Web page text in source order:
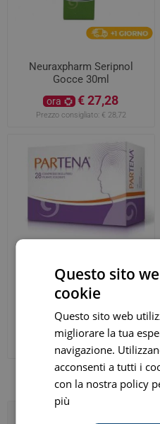
Neuraxpharm Seripnol
Gocce 30ml
ora € 27,28
Prezzo consigliato: € 28,72
Neuraxpharm Partena 28
Compresse
ora € 29,69
Prezzo consigliato: € 31,25
Questo sito
cookie
Questo sito web
migliorare la tua
navigazione.
acconsenti a tutti i
con la nostra policy
più